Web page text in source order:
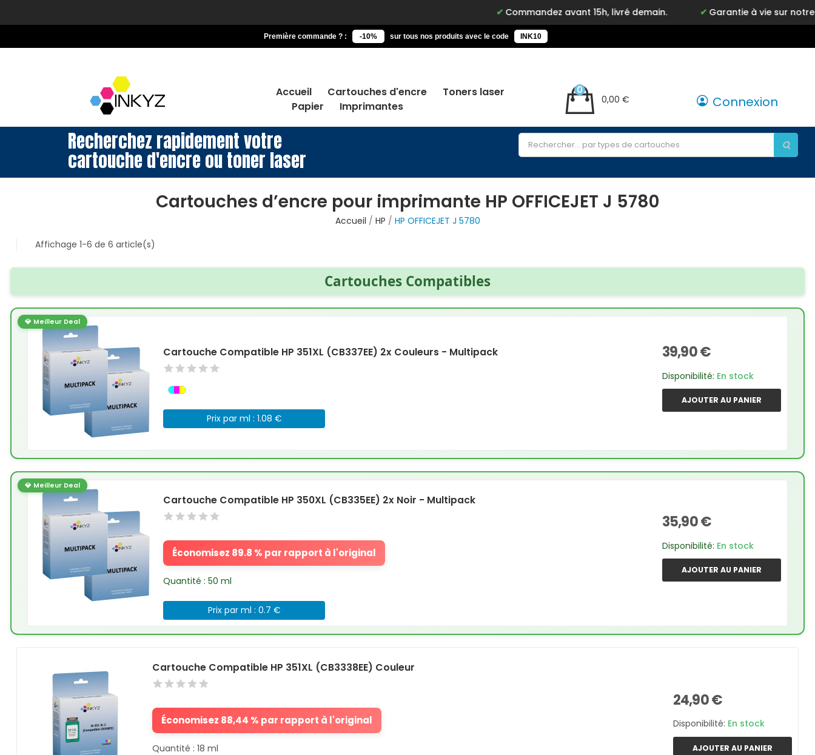
Commandez avant 15h, livré demain. Garantie à vie sur notre marque
Première commande ? : -10% sur tous nos produits avec le code INK10
Accueil Cartouches d'encre
Toners laser
Papier
Imprimantes
0,00 €
0
Connexion
Recherchez rapidement votre
cartouche d'encre ou toner laser
Cartouches d’encre pour imprimante HP OFFICEJET J 5780
Accueil HP
HP OFFICEJET J 5780
Affichage 1-6 de 6 article(s)
Cartouches Compatibles
💎 Meilleur Deal
Cartouche Compatible HP 351XL (CB337EE) 2x Couleurs - Multipack
Prix par ml : 1.08 €
39,90 €
Disponibilité: En stock
AJOUTER AU PANIER
💎 Meilleur Deal
Cartouche Compatible HP 350XL (CB335EE) 2x Noir - Multipack
Économisez 89.8 % par rapport à l'original
Quantité : 50 ml
Prix par ml : 0.7 €
35,90 €
Disponibilité: En stock
AJOUTER AU PANIER
Cartouche Compatible HP 351XL (CB3338EE) Couleur
Économisez 88,44 % par rapport à l'original
Quantité : 18 ml
24,90 €
Disponibilité: En stock
AJOUTER AU PANIER